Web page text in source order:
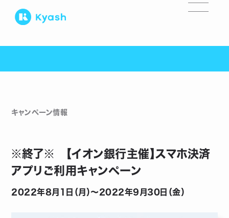
キャンペーン情報
※終了※ 【イオン銀行主催】スマホ決済
アプリご利用キャンペーン
2022年8月1日（月）〜2022年9月30日（金）